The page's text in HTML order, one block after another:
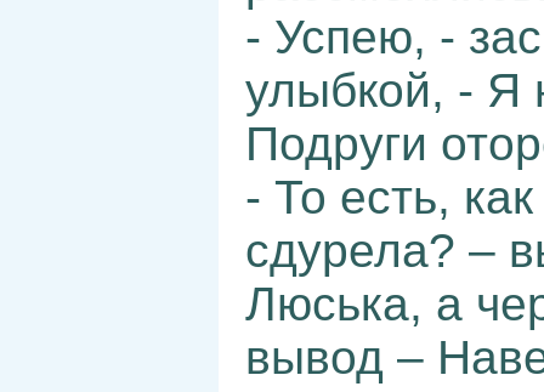
- Успею, -
улыбкой, - Я
Подруги
- То есть,
сдурела? –
Люська, а
вывод –